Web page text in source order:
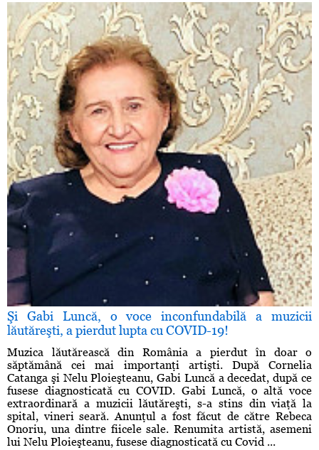
Şi Gabi Luncă, o voce inconfundabilă a muzicii
lăutăreşti, a pierdut lupta cu COVID-19!
Muzica lăutărească din România a pierdut în doar o
săptămână cei mai importanţi artişti. După Cornelia
Catanga şi Nelu Ploieşteanu, Gabi Luncă a decedat, după ce
fusese diagnosticată cu COVID. Gabi Luncă, o altă voce
extraordinară a muzicii lăutăreşti, s-a stins din viaţă la
spital, vineri seară. Anunţul a fost făcut de către Rebeca
Onoriu, una dintre fiicele sale. Renumita artistă, asemeni
lui Nelu Ploieşteanu, fusese diagnosticată cu Covid ...